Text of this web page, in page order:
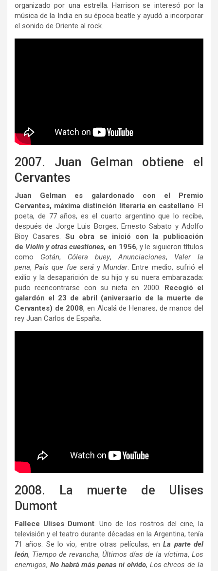
organizado por una estrella. Harrison se interesó por la
música de la India en su época beatle y ayudó a incorporar
el sonido de Oriente al rock.
2007. Juan Gelman obtiene el
Cervantes
Juan Gelman es galardonado con el Premio
Cervantes, máxima distinción literaria en castellano. El
poeta, de 77 años, es el cuarto argentino que lo recibe,
después de Jorge Luis Borges, Ernesto Sabato y Adolfo
Bioy Casares. Su obra se inició con la publicación
de Violín y otras cuestiones, en 1956, y le siguieron títulos
como Gotán, Cólera buey,Anunciaciones, Valer la
pena,País que fue seráyMundar. Entre medio, sufrió el
exilio y la desaparición de su hijo y su nuera embarazada:
pudo reencontrarse con su nieta en 2000. Recogió el
galardón el 23 de abril (aniversario de la muerte de
Cervantes) de 2008, en Alcalá de Henares, de manos del
rey Juan Carlos de España.
2008. La muerte de Ulises
Dumont
Fallece Ulises Dumont. Uno de los rostros del cine, la
televisión y el teatro durante décadas en la Argentina, tenía
71 años. Se lo vio, entre otras películas, enLa parte del
león, Tiempo de revancha, Últimos días de la víctima, Los
enemigos, No habrá más penas ni olvido, Los chicos de la